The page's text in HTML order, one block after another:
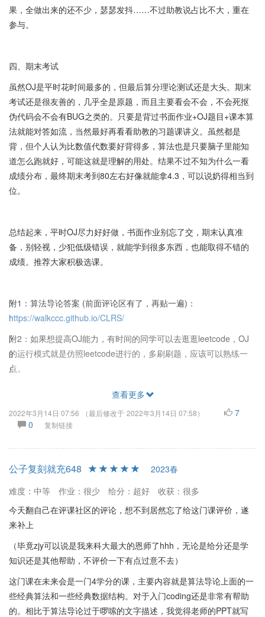
果，全做出来的还不少，瑟瑟发抖……不过助教说占比不大，重在
参与。
四、期末考试
虽然OJ是平时花时间最多的，但最后算分理论测试还是大头。期末
考试还是很友善的，几乎全是原题，而且主要看会不会，不会死抠
伪代码会不会有BUG之类的。只要是背过书面作业+OJ题目+课本算
法就能对答如流，当然最好再看看助教的习题课讲义。虽然都是
背，但个人认为比数值代数要好背得多，算法也是只要脑子里能知
道怎么跑就好，可能这就是理解的用处。结果不过不知为什么一看
成绩分布，最终期末考到80左右好像就能拿4.3，可以说奶得相当到
位。
总结起来，平时OJ尽力好好做，书面作业别忘了交，期末认真准
备，别轻视，少犯低级错误，就能学到很多东西，也能取得不错的
成绩。推荐大家积极选课。
附1：算法导论答案 (前面评论区有了，再贴一遍)：
https://walkccc.github.io/CLRS/
附2：如果想提高OJ能力，有时间的同学可以去逛逛leetcode，OJ
的运行模式就是仿照leetcode进行的，多刷刷题，应该可以熟练一
点。
查看更多
2022年3月14日 07:56 （最后修改于 2022年3月14日 07:58）
7
0
复制链接
公子复刻就充648
2023春
难度：中等
作业：很少 给分：超好
收获：很多
今天翻自己在评课社区的评论，想不到居然忘了给这门课评价，遂
来补上
（毕竟zjy可以说是我来科大最大的恩师了hhh，无论是给分还是学
知识还是其他帮助，不评价一下有点过意不去）
这门课在未来会是一门4学分的课，主要内容就是算法导论上面的一
些经典算法和一些经典数据结构。对于入门coding还是非常有帮助
的。相比于算法导论过于啰嗦的文字描述，我觉得老师的PPT就写